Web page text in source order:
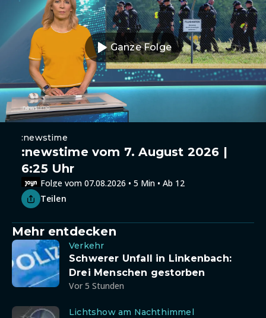
Ganze Folge
:newstime
:newstime vom 7. August 2026 |
6:25 Uhr
Folge vom 07.08.2026 • 5 Min • Ab 12
Teilen
Mehr entdecken
Verkehr
Schwerer Unfall in Linkenbach:
Drei Menschen gestorben
Vor 5 Stunden
Lichtshow am Nachthimmel